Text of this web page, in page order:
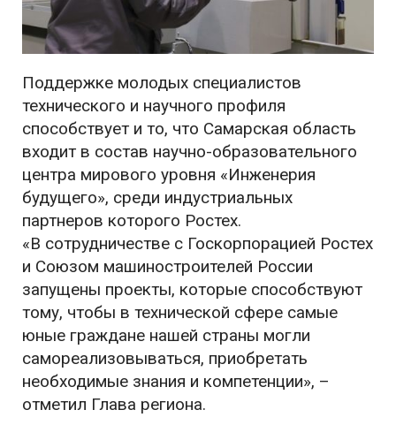
Поддержке молодых специалистов
технического и научного профиля
способствует и то, что Самарская область
входит в состав научно-образовательного
центра мирового уровня «Инженерия
будущего», среди индустриальных
партнеров которого Ростех.
«В сотрудничестве с Госкорпорацией Ростех
и Союзом машиностроителей России
запущены проекты, которые способствуют
тому, чтобы в технической сфере самые
юные граждане нашей страны могли
самореализовываться, приобретать
необходимые знания и компетенции», –
отметил Глава региона.